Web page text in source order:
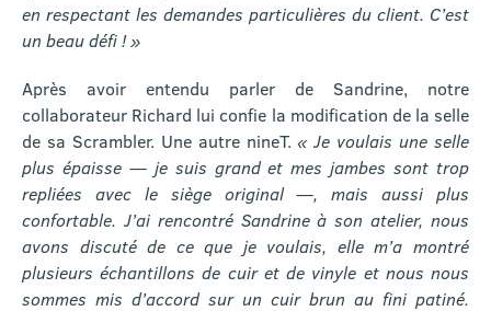
en respectant les demandes particulières du client. C’est
un beau défi ! »
Après avoir entendu parler de Sandrine, notre
collaborateur Richard lui confie la modification de la selle
de sa Scrambler. Une autre nineT.« Je voulais une selle
plus épaisse — je suis grand et mes jambes sont trop
repliées avec le siège original —, mais aussi plus
confortable. J’ai rencontré Sandrine à son atelier, nous
avons discuté de ce que je voulais, elle m’a montré
plusieurs échantillons de cuir et de vinyle et nous nous
sommes mis d’accord sur un cuir brun au fini patiné.